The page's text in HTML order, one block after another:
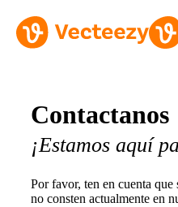
Contactanos
¡Estamos aquí
Por favor, ten en cuenta
no consten actualmente en